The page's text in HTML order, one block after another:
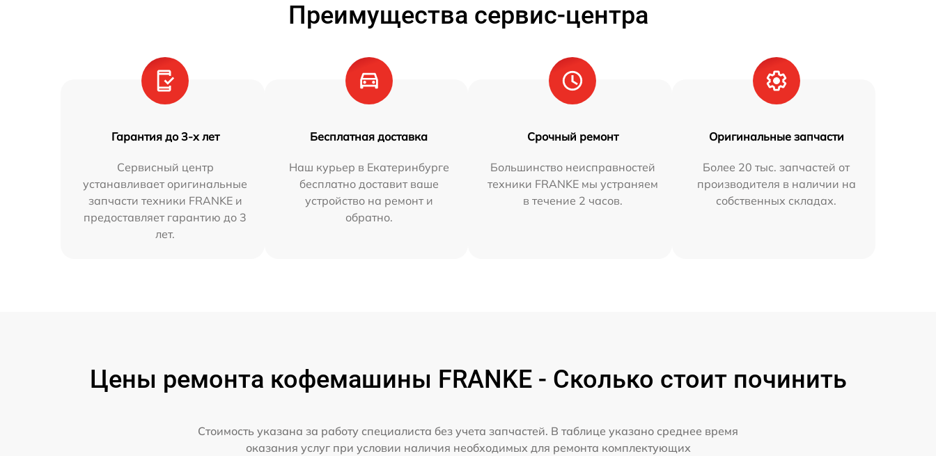
Преимущества сервис-центра
Гарантия до 3-х лет
Сервисный центр
устанавливает оригинальные
запчасти техники FRANKE и
предоставляет гарантию до 3
лет.
Бесплатная доставка
Наш курьер в Екатеринбурге
бесплатно доставит ваше
устройство на ремонт и
обратно.
Срочный ремонт
Большинство неисправностей
техники FRANKE мы устраняем
в течение 2 часов.
Оригинальные запчасти
Более 20 тыс. запчастей от
производителя в наличии на
собственных складах.
Цены ремонта кофемашины FRANKE - Сколько стоит починить
Стоимость указана за работу специалиста без учета запчастей. В таблице указано среднее время
оказания услуг при условии наличия необходимых для ремонта комплектующих